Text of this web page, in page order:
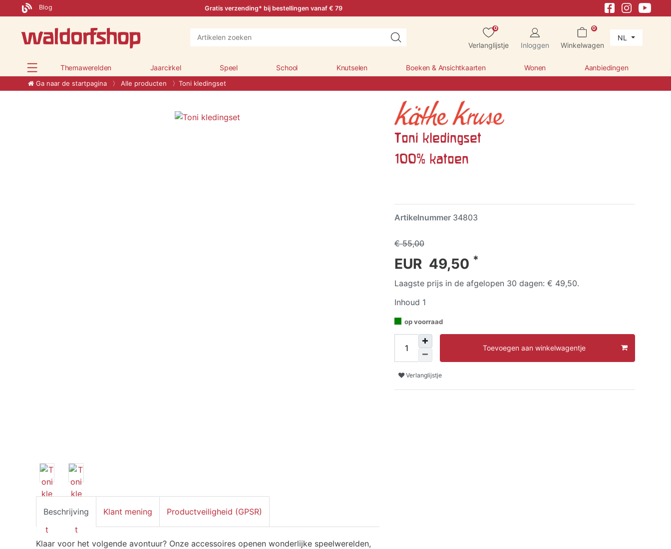
Blog Gratis verzending* bij bestellingen vanaf € 79
0
Verlanglijstje Inloggen
0
Winkelwagen
NL
Themawerelden Jaarcirkel Speel School Knutselen Boeken & Ansichtkaarten Wonen Aanbiedingen
Ga naar de startpagina Alle producten Toni kledingset
Toni kledingset
100% katoen
Artikelnummer 34803
€ 55,00
EUR 49,50 *
Laagste prijs in de afgelopen 30 dagen: € 49,50.
Inhoud 1
op voorraad
Toevoegen aan winkelwagentje
Verlanglijstje
Beschrijving Klant mening Productveiligheid (GPSR)
Klaar voor het volgende avontuur? Onze accessoires openen wonderlijke speelwerelden,